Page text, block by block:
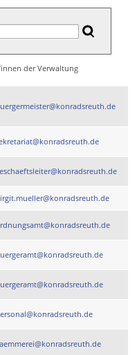
der Verwaltung